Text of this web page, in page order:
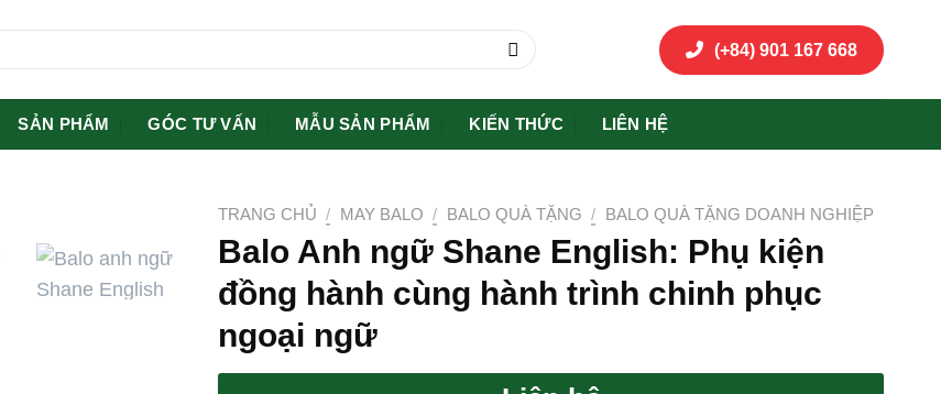
(+84) 901 167 668
SẢN PHẨM GÓC TƯ VẤN MẪU SẢN PHẨM KIẾN THỨC LIÊN HỆ
TRANG CHỦ / MAY BALO / BALO QUÀ TẶNG / BALO QUÀ TẶNG DOANH NGHIỆP
Balo Anh ngữ Shane English: Phụ kiện
đồng hành cùng hành trình chinh phục
ngoại ngữ